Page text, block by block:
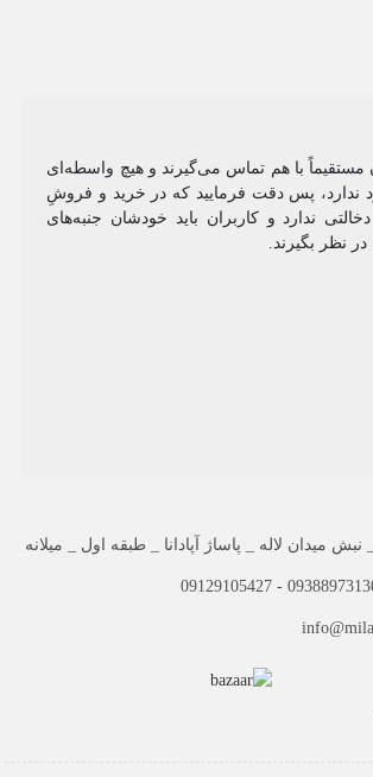
مستقیماً با هم تماس می‌گیرند و هیچ واسطه‌ای
ندارد، پس دقت فرمایید که در خرید و فروشِ
ندارد و کاربران باید خودشان جنبه‌های
نظر بگیرند.
نبش میدان لاله _ پاساژ آپادانا _ طبقه اول _ میلانه
09388973130 -